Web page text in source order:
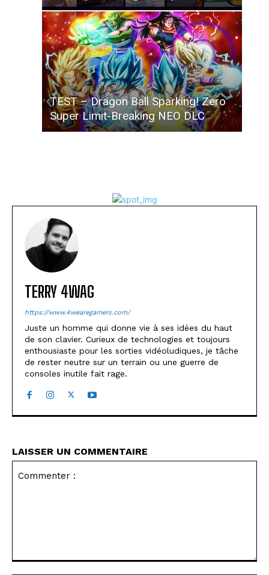
TEST – Dragon Ball Sparking! Zero
Super Limit-Breaking NEO DLC
TERRY 4WAG
https://www.4wearegamers.com/
Juste un homme qui donne vie à ses idées du haut
de son clavier. Curieux de technologies et toujours
enthousiaste pour les sorties vidéoludiques, je tâche
de rester neutre sur un terrain ou une guerre de
consoles inutile fait rage.
LAISSER UN COMMENTAIRE